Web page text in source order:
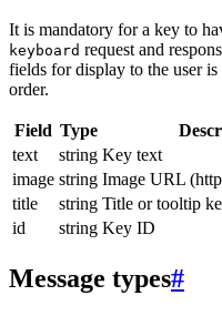
It is mandatory for a key to
keyboard request and
fields for display to the user
order.
Field Type
text
string Key text
image string Image URL
title
string Title or tooltip
id
string Key ID
Message types#